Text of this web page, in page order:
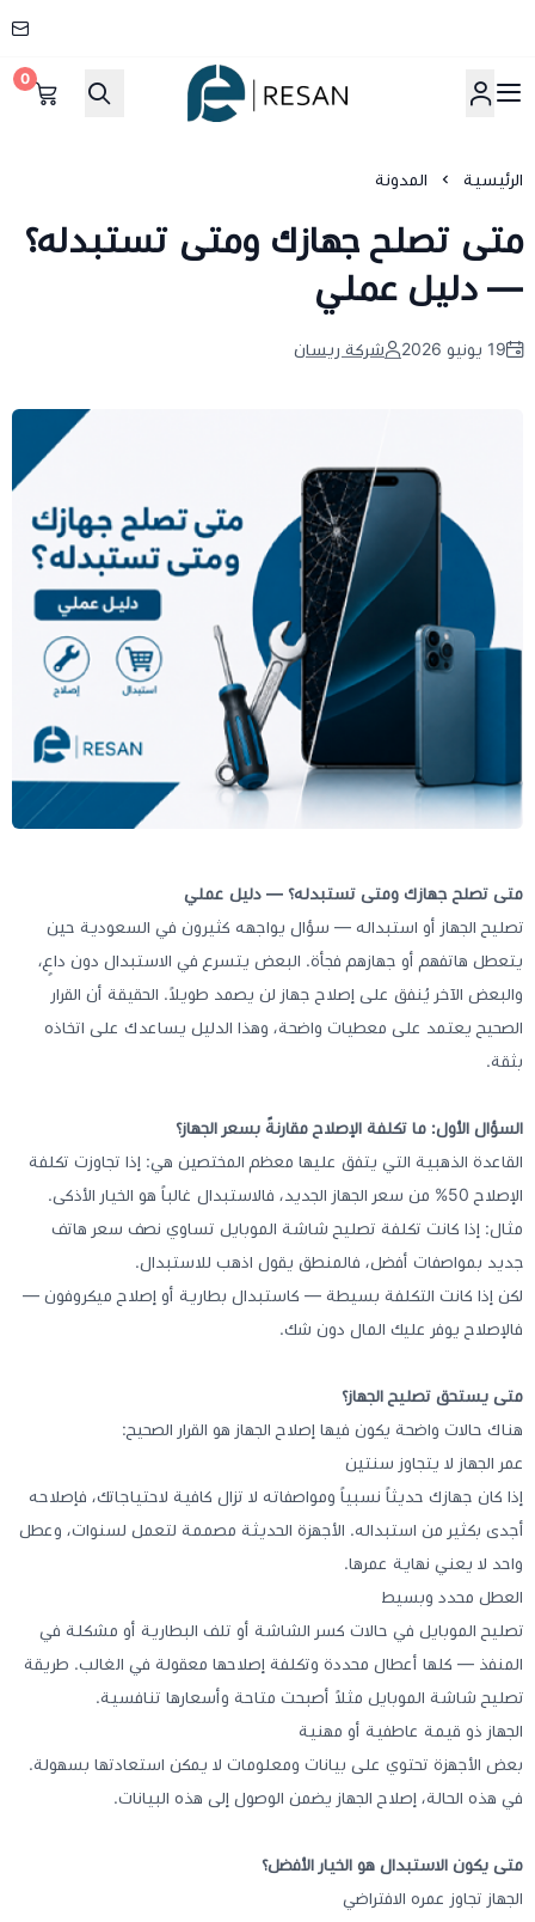
شركة ريسان
0
الرئيسية المدونة
متى تصلح جهازك ومتى تستبدله؟
— دليل عملي
19 يونيو 2026 شركة ريسان
متى تصلح جهازك ومتى تستبدله؟ — دليل عملي
تصليح الجهاز أو استبداله — سؤال يواجهه كثيرون في السعودية حين
يتعطل هاتفهم أو جهازهم فجأة. البعض يتسرع في الاستبدال دون داعٍ،
والبعض الآخر يُنفق على إصلاح جهاز لن يصمد طويلاً. الحقيقة أن القرار
الصحيح يعتمد على معطيات واضحة، وهذا الدليل يساعدك على اتخاذه
بثقة.
السؤال الأول: ما تكلفة الإصلاح مقارنةً بسعر الجهاز؟
القاعدة الذهبية التي يتفق عليها معظم المختصين هي: إذا تجاوزت تكلفة
الإصلاح 50% من سعر الجهاز الجديد، فالاستبدال غالباً هو الخيار الأذكى.
مثال: إذا كانت تكلفة تصليح شاشة الموبايل تساوي نصف سعر هاتف
جديد بمواصفات أفضل، فالمنطق يقول اذهب للاستبدال.
لكن إذا كانت التكلفة بسيطة — كاستبدال بطارية أو إصلاح ميكروفون —
فالإصلاح يوفر عليك المال دون شك.
متى يستحق تصليح الجهاز؟
هناك حالات واضحة يكون فيها إصلاح الجهاز هو القرار الصحيح:
عمر الجهاز لا يتجاوز سنتين
إذا كان جهازك حديثاً نسبياً ومواصفاته لا تزال كافية لاحتياجاتك، فإصلاحه
أجدى بكثير من استبداله. الأجهزة الحديثة مصممة لتعمل لسنوات، وعطل
واحد لا يعني نهاية عمرها.
العطل محدد وبسيط
تصليح الموبايل في حالات كسر الشاشة أو تلف البطارية أو مشكلة في
المنفذ — كلها أعطال محددة وتكلفة إصلاحها معقولة في الغالب. طريقة
تصليح شاشة الموبايل مثلاً أصبحت متاحة وأسعارها تنافسية.
الجهاز ذو قيمة عاطفية أو مهنية
بعض الأجهزة تحتوي على بيانات ومعلومات لا يمكن استعادتها بسهولة.
في هذه الحالة، إصلاح الجهاز يضمن الوصول إلى هذه البيانات.
متى يكون الاستبدال هو الخيار الأفضل؟
الجهاز تجاوز عمره الافتراضي